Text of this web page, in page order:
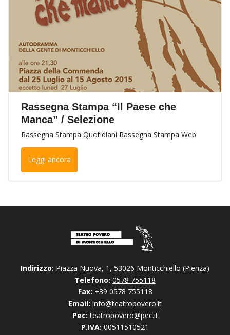
Rassegna Stampa “Il Paese che
Manca” / Selezione
Rassegna Stampa Quotidiani Rassegna Stampa Web
Leggi ancora
Indirizzo: Piazza Nuova, 1, 53026 Monticchiello (Pienza)
Telefono: 0578 755118
Fax: +39 0578 755118
Email: info@teatropovero.it
Pec: teatropovero@pec.it
P.IVA: 00511510521